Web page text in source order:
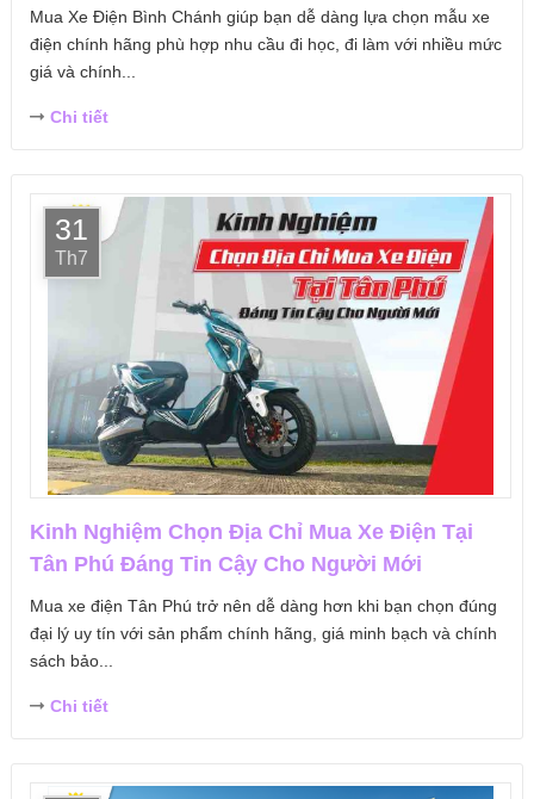
Mua Xe Điện Bình Chánh giúp bạn dễ dàng lựa chọn mẫu xe
điện chính hãng phù hợp nhu cầu đi học, đi làm với nhiều mức
giá và chính...
Chi tiết
31
Th7
Kinh Nghiệm Chọn Địa Chỉ Mua Xe Điện Tại
Tân Phú Đáng Tin Cậy Cho Người Mới
Mua xe điện Tân Phú trở nên dễ dàng hơn khi bạn chọn đúng
đại lý uy tín với sản phẩm chính hãng, giá minh bạch và chính
sách bảo...
Chi tiết